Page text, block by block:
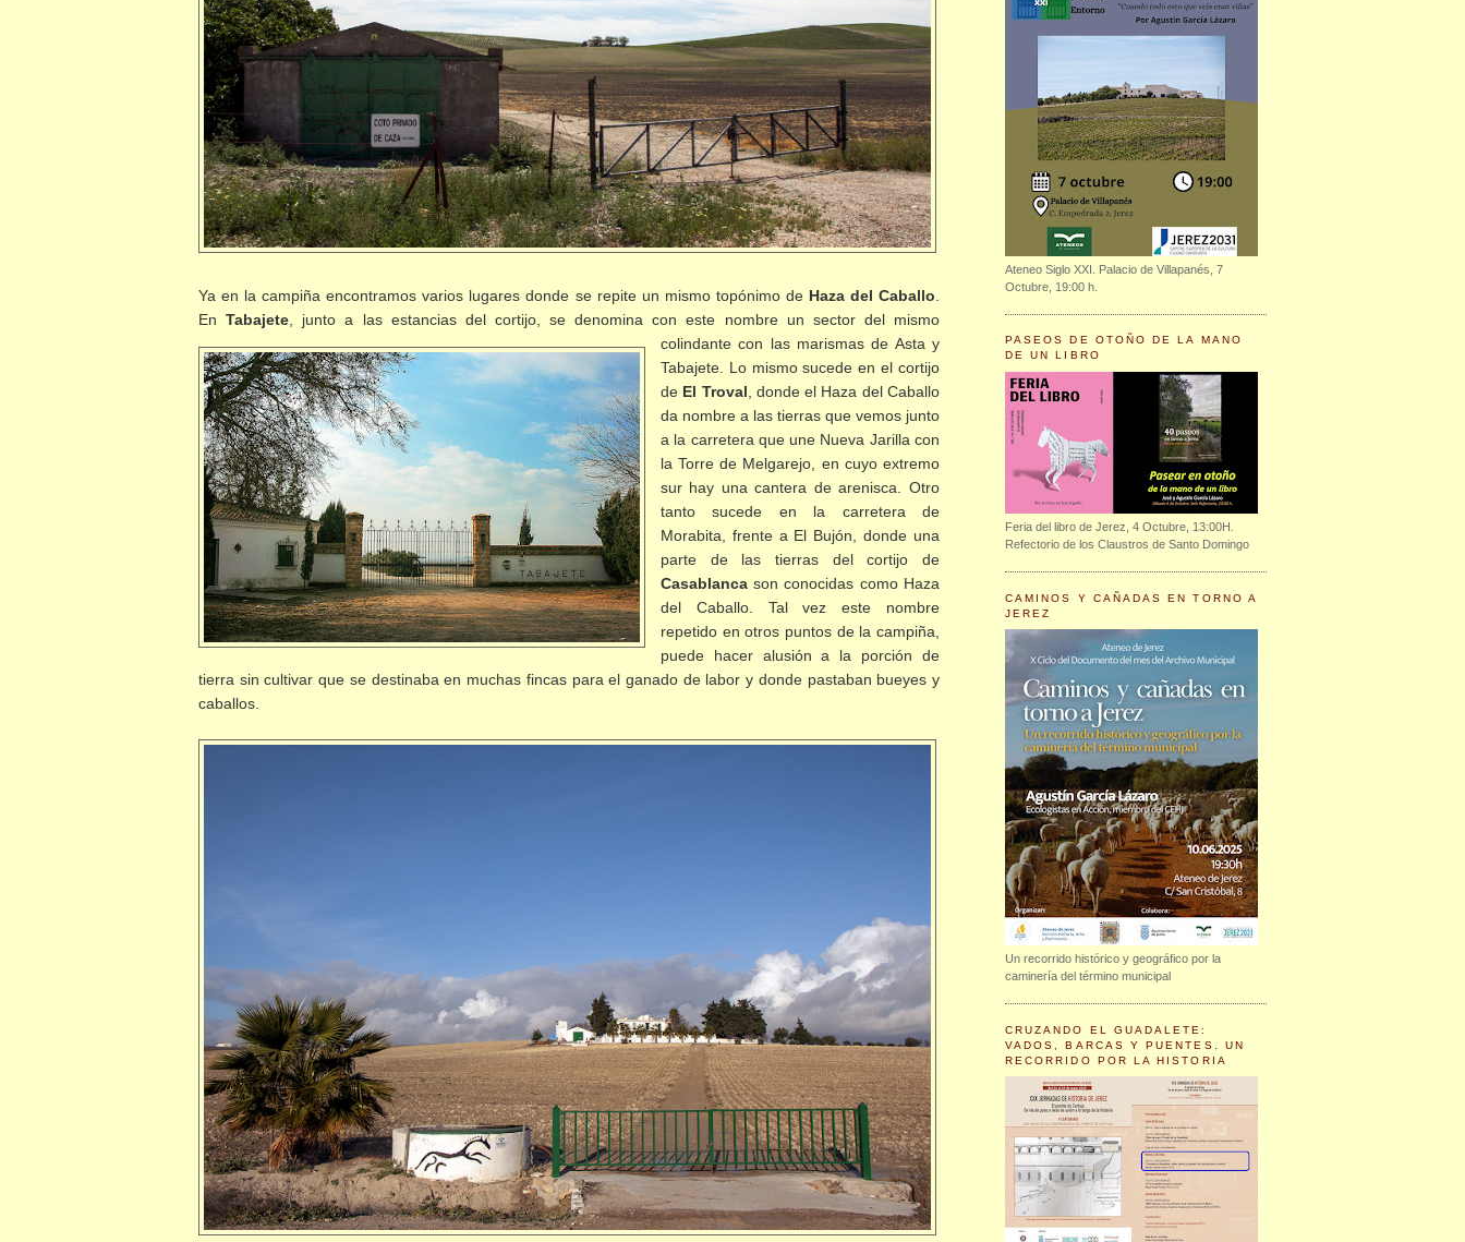
Ya en la campiña encontramos varios lugares donde se repite un mismo topónimo de Haza del Caballo
EnTabajete , junto a las estancias del cortijo, se denomina con este nombre un sector del mismo
colindante con las marismas de Asta y
Tabajete. Lo mismo sucede en el cortijo
de El Troval , donde el Haza del Caballo
da nombre a las tierras que vemos junto
a la carretera que une Nueva Jarilla con
la Torre de Melgarejo, en cuyo extremo
sur hay una cantera de arenisca. Otro
tanto sucede en la carretera de
Morabita, frente a El Bujón, donde una
parte de las tierras del cortijo de
Casablancason conocidas como Haza
del Caballo. Tal vez este nombre
repetido en otros puntos de la campiña,
puede hacer alusión a la porción de
tierra sin cultivar que se destinaba en muchas fincas para el ganado de labor y donde pastaban bueyes y
caballos.
Ateneo Siglo XXI. Palacio de Villapanés, 7
Octubre, 19:00 h.
PASEOS DE OTOÑO DE LA MANO
DE UN LIBRO
Feria del libro de Jerez, 4 Octubre, 13:00H.
Refectorio de los Claustros de Santo Domingo
CAMINOS Y CAÑADAS EN TORNO A
JEREZ
Un recorrido histórico y geográfico por la
caminería del término municipal
CRUZANDO EL GUADALETE:
VADOS, BARCAS Y PUENTES. UN
RECORRIDO POR LA HISTORIA